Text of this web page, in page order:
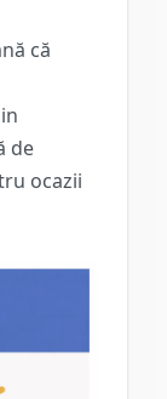
că
de
ocazii